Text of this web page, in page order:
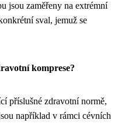
jsou zaměřeny na extrémní
sval, jemuž se
komprese?
příslušné zdravotní normě,
například v rámci cévních